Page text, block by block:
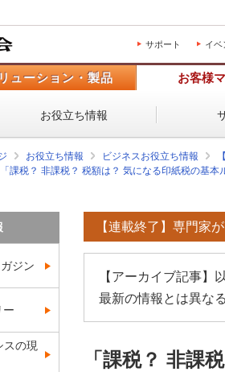
サポート イベ
ューション・製品 お客様
お役立ち情報
お役立ち情報 ビジネスお役立ち情報
「課税？ 非課税？ 税額は？ 気になる印紙税の基本
【連載終了】専門家
【アーカイブ記事】
最新の情報とは異な
「課税？ 非課
ジン
ー
スの現